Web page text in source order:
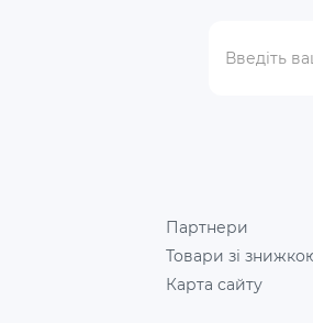
Партнери
Товари зі
Карта сайту